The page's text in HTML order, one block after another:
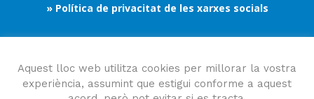
» Política de privacitat de les xarxes socials
Segueix-nos
Aquest lloc web utilitza cookies per millorar la vostra
experiència, assumint que estigui conforme a aquest